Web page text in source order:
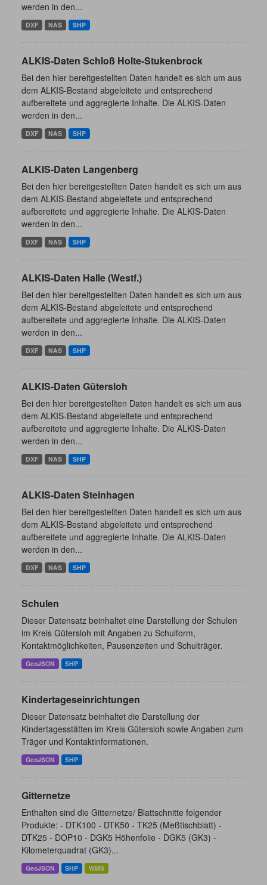
werden in den...
DXF NAS SHP
ALKIS-Daten Schloß Holte-Stukenbrock
Bei den hier bereitgestellten Daten handelt es sich um aus
dem ALKIS-Bestand abgeleitete und entsprechend
aufbereitete und aggregierte Inhalte. Die ALKIS-Daten
werden in den...
DXF NAS SHP
ALKIS-Daten Langenberg
Bei den hier bereitgestellten Daten handelt es sich um aus
dem ALKIS-Bestand abgeleitete und entsprechend
aufbereitete und aggregierte Inhalte. Die ALKIS-Daten
werden in den...
DXF NAS SHP
ALKIS-Daten Halle (Westf.)
Bei den hier bereitgestellten Daten handelt es sich um aus
dem ALKIS-Bestand abgeleitete und entsprechend
aufbereitete und aggregierte Inhalte. Die ALKIS-Daten
werden in den...
DXF NAS SHP
ALKIS-Daten Gütersloh
Bei den hier bereitgestellten Daten handelt es sich um aus
dem ALKIS-Bestand abgeleitete und entsprechend
aufbereitete und aggregierte Inhalte. Die ALKIS-Daten
werden in den...
DXF NAS SHP
ALKIS-Daten Steinhagen
Bei den hier bereitgestellten Daten handelt es sich um aus
dem ALKIS-Bestand abgeleitete und entsprechend
aufbereitete und aggregierte Inhalte. Die ALKIS-Daten
werden in den...
DXF NAS SHP
Schulen
Dieser Datensatz beinhaltet eine Darstellung der Schulen
im Kreis Gütersloh mit Angaben zu Schulform,
Kontaktmöglichkeiten, Pausenzeiten und Schulträger.
GeoJSON SHP
Kindertageseinrichtungen
Dieser Datensatz beinhaltet die Darstellung der
Kindertagesstätten im Kreis Gütersloh sowie Angaben zum
Träger und Kontaktinformationen.
GeoJSON SHP
Gitternetze
Enthalten sind die Gitternetze/ Blattschnitte folgender
Produkte: - DTK100 - DTK50 - TK25 (Meßtischblatt) -
DTK25 - DOP10 - DGK5 Höhenfolie - DGK5 (GK3) -
Kilometerquadrat (GK3)...
GeoJSON SHP WMS